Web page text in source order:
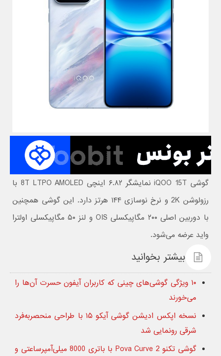
گوشی iQOO 15T نمایشگر ۶.۸۲ اینچی 8T LTPO AMOLED با
رزولوشن 2K و نرخ نوسازی ۱۴۴ هرتز دارد. این گوشی همچنین
با دوربین اصلی ۲۰۰ مگاپیکسلی OIS و لنز ۵۰ مگاپیکسلی اولترا
واید عرضه می‌شود.
بیشتر بخوانید
۱۰ ویژگی گوشی‌های چینی که کاربران آیفون حسرت آن‌ها را
می‌خورند
نسخه اپکس ادیشن گوشی آیکو ۱۵ با طراحی منحصربه‌فرد
شرقی رونمایی شد
گوشی تکنو Pova Curve 2 با باتری 8000 میلی‌آمپر‌ساعتی و